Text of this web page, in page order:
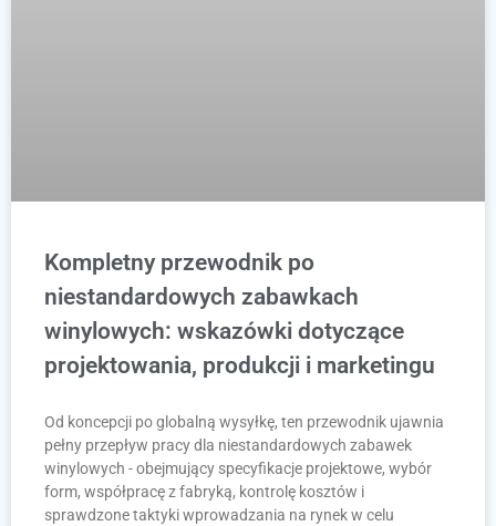
Kompletny przewodnik po
niestandardowych zabawkach
winylowych: wskazówki dotyczące
projektowania, produkcji i marketingu
Od koncepcji po globalną wysyłkę, ten przewodnik ujawnia
pełny przepływ pracy dla niestandardowych zabawek
winylowych - obejmujący specyfikacje projektowe, wybór
form, współpracę z fabryką, kontrolę kosztów i
sprawdzone taktyki wprowadzania na rynek w celu